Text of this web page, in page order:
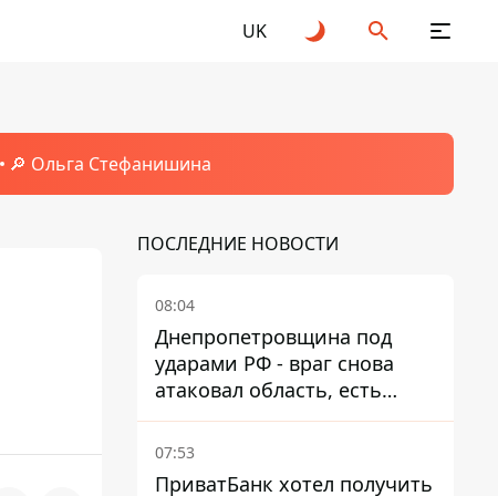
UK
🔎 Ольга Стефанишина
ПОСЛЕДНИЕ НОВОСТИ
08:04
Днепропетровщина под
ударами РФ - враг снова
атаковал область, есть
разрушения и пожары
07:53
ПриватБанк хотел получить